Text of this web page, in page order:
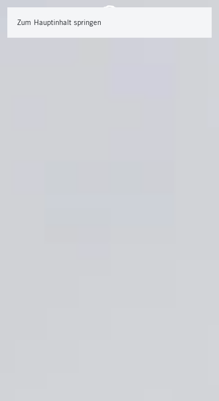
Zum Hauptinhalt springen